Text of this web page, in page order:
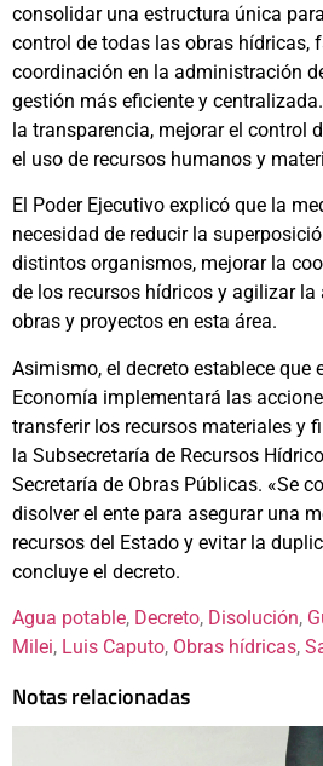
consolidar una estructura única
control de todas las obras hídricas,
coordinación en la administración
gestión más eficiente y
la transparencia, mejorar el control
el uso de recursos humanos y
El Poder Ejecutivo explicó que la
necesidad de reducir la
distintos organismos, mejorar la
de los recursos hídricos y agilizar
obras y proyectos en esta área.
Asimismo, el decreto establece que
Economía implementará las
transferir los recursos materiales y
la Subsecretaría de Recursos
Secretaría de Obras Públicas. «Se
disolver el ente para asegurar una
recursos del Estado y evitar la
concluye el decreto.
Agua potable, Decreto, Disolución,
Milei, Luis Caputo, Obras hídricas,
Notas relacionadas